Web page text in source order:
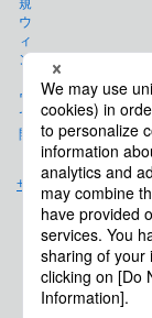
サイトマップ